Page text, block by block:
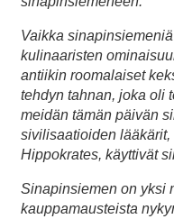
Vaikka
kulinaaristen
antiikin roomalaiset
tehdyn tahnan, joka oli
meidän tämän päivän
sivilisaatioiden
Hippokrates, käyttivät
Sinapinsiemen on yksi
kauppamausteista